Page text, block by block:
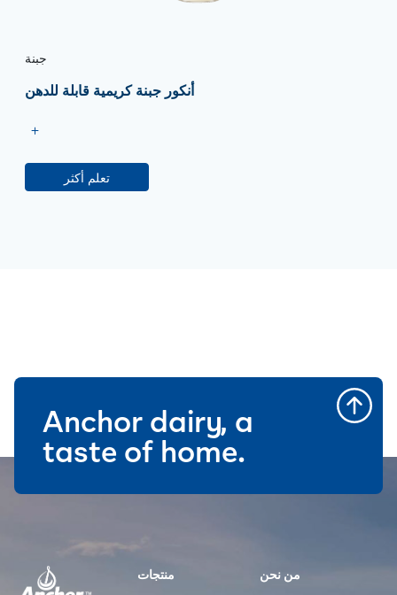
جبنة
أنكور جبنة كريمية قابلة للدهن
تعلم أكثر
منتجات
من نحن
Anchor dairy, a
taste of home.